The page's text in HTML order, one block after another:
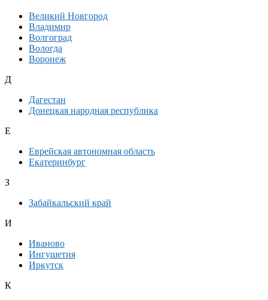
Великий Новгород
Владимир
Волгоград
Вологда
Воронеж
Д
Дагестан
Донецкая народная республика
Е
Еврейская автономная область
Екатеринбург
З
Забайкальский край
И
Иваново
Ингушетия
Иркутск
К